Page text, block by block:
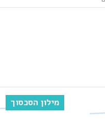
מילון הסכסוך